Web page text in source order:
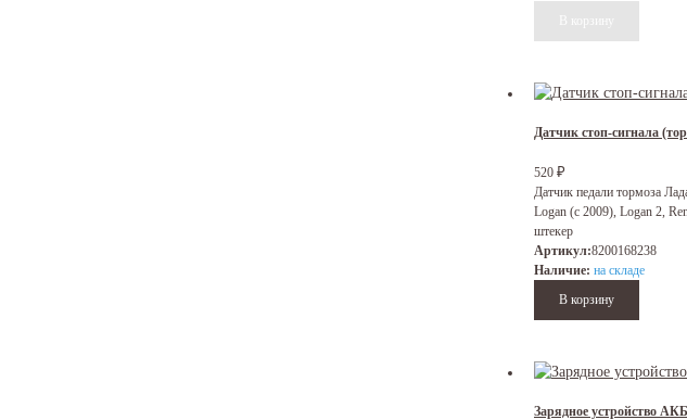
Датчик стоп-сигнала
520 ₽
Датчик педали тормоза
Logan (с 2009), Logan 2,
штекер
Артикул:8200168238
Наличие: на складе
Зарядное устройство